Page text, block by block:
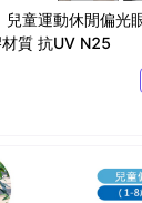
兒童運動休閒偏光
質 抗UV N25